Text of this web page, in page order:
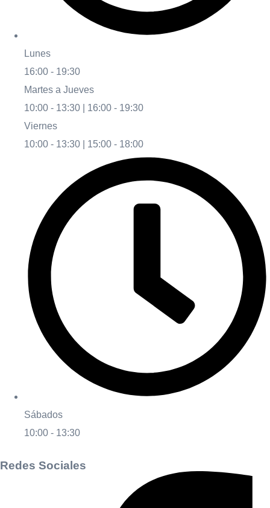
Lunes
16:00 - 19:30
Martes a Jueves
10:00 - 13:30 | 16:00 - 19:30
Viernes
10:00 - 13:30 | 15:00 - 18:00
Sábados
10:00 - 13:30
Redes Sociales